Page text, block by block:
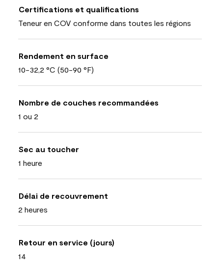
Certifications et qualifications
Teneur en COV conforme dans toutes les régions
Rendement en surface
10-32,2 °C (50-90 °F)
Nombre de couches recommandées
1 ou 2
Sec au toucher
1 heure
Délai de recouvrement
2 heures
Retour en service (jours)
14